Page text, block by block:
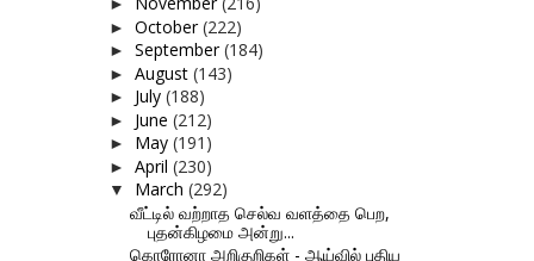
► October(222)
► September(184)
► August (143)
► July (188)
► June (212)
► May (191)
► April (230)
▼ March (292)
வீட்டில் வற்றாத செல்வ வளத்தை பெற,
புதன்கிழமை அன்று...
கொரோனா அறிகுறிகள் - ஆய்வில் புதிய